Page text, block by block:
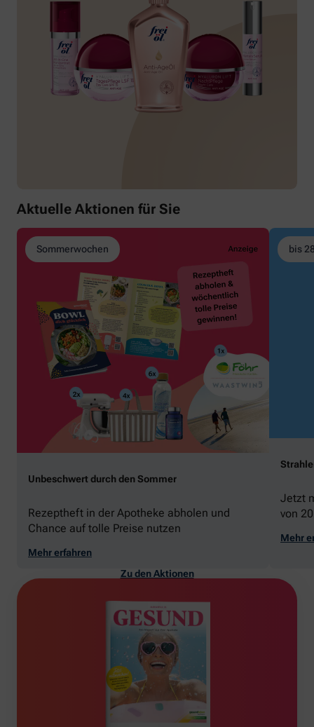
Aktuelle Aktionen für Sie
Sommerwochen
Unbeschwert durch den Sommer
Rezeptheft in der Apotheke abholen und
Chance auf tolle Preise nutzen
Mehr erfahren
bis
Jetzt
von
Mehr
Zu den Aktionen